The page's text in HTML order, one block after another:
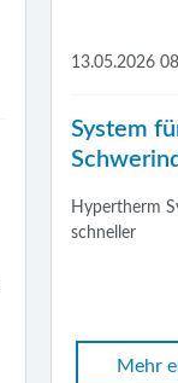
13.05.2026
System
Hypertherm
schneller
Mehr